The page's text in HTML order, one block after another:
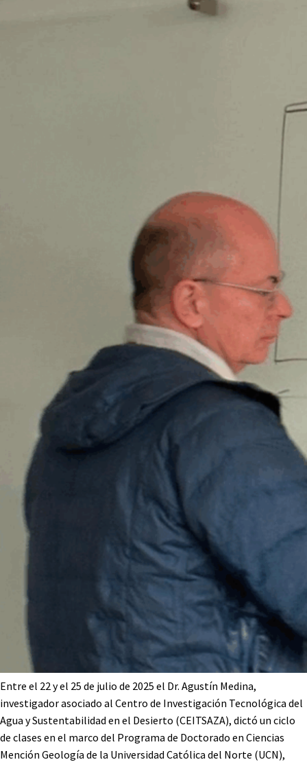
Entre el 22 y el 25 de julio de 2025 el Dr. Agustín Medina,
investigador asociado al Centro de Investigación Tecnológica del
Agua y Sustentabilidad en el Desierto (CEITSAZA), dictó un ciclo
de clases en el marco del Programa de Doctorado en Ciencias
Mención Geología de la Universidad Católica del Norte (UCN),